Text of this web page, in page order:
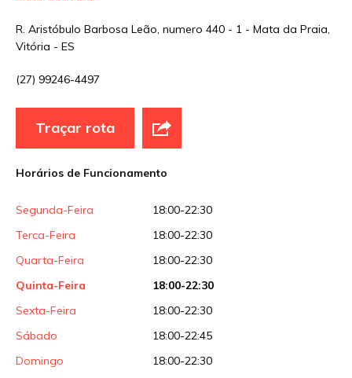
E-mail*
Site
Sua avaliação
R. Aristóbulo Barbosa Leão, numero 440 - 1 - Mata da Praia,
Vitória - ES
(27) 99246-4497
Traçar rota
Horários de Funcionamento
Segunda-Feira
18:00-22:30
Terca-Feira
18:00-22:30
Quarta-Feira
18:00-22:30
Quinta-Feira
18:00-22:30
Sexta-Feira
18:00-22:30
Sábado
18:00-22:45
Domingo
18:00-22:30